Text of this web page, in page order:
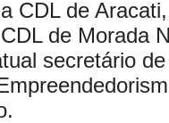
CDL de
de Morada
secretário